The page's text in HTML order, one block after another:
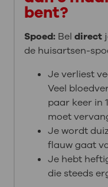
bent?
Spoed:Bel direct
de huisartsen-
Je verliest
Veel
paar keer in
moet
Je wordt
flauw gaat
Je hebt
die steeds